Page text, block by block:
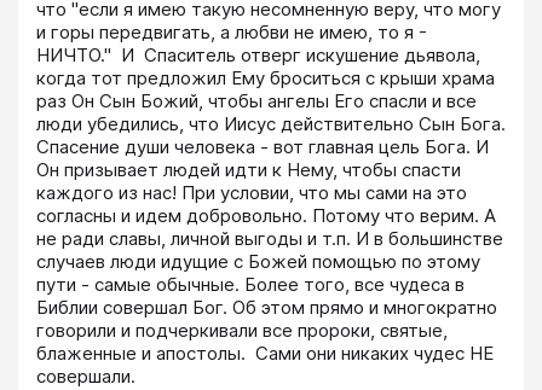
что "если я имею такую несомненную веру, что могу
и горы передвигать, а любви не имею, то я -
НИЧТО."  И  Спаситель отверг искушение дьявола,
когда тот предложил Ему броситься с крыши храма
раз Он Сын Божий, чтобы ангелы Его спасли и все
люди убедились, что Иисус действительно Сын Бога.
Спасение души человека - вот главная цель Бога. И
Он призывает людей идти к Нему, чтобы спасти
каждого из нас! При условии, что мы сами на это
согласны и идем добровольно. Потому что верим. А
не ради славы, личной выгоды и т.п. И в большинстве
случаев люди идущие с Божей помощью по этому
пути - самые обычные. Более того, все чудеса в
Библии совершал Бог. Об этом прямо и многократно
говорили и подчеркивали все пророки, святые,
блаженные и апостолы.  Сами они никаких чудес НЕ
совершали.